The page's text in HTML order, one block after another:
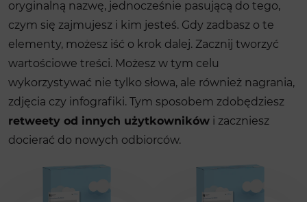
oryginalną nazwę, jednocześnie pasującą do tego,
czym się zajmujesz i kim jesteś. Gdy zadbasz o te
elementy, możesz iść o krok dalej. Zacznij tworzyć
wartościowe treści. Możesz w tym celu
wykorzystywać nie tylko słowa, ale również nagrania,
zdjęcia czy infografiki. Tym sposobem zdobędziesz
retweety od innych użytkowników i zaczniesz
docierać do nowych odbiorców.